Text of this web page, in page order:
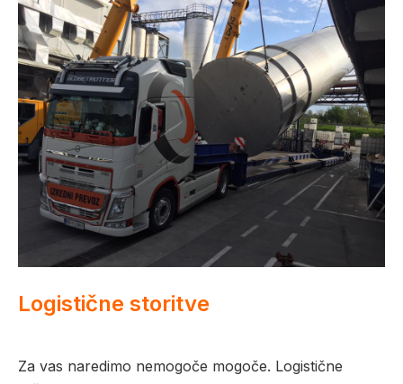
Logistične storitve
Za vas naredimo nemogoče mogoče. Logistične